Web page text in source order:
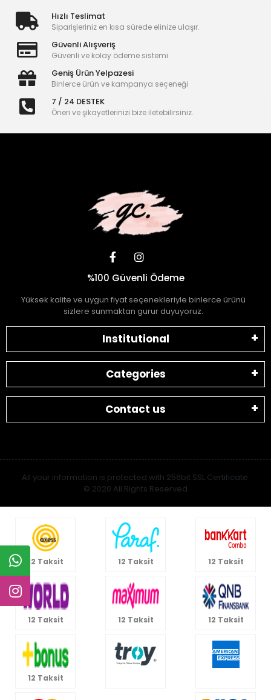
Hızlı Teslimat
Siparişleriniz en kısa sürede elinize ulaşır.
Güvenli Alışveriş
Güvenli ve kolay ödeme sistemi
Geniş Ürün Yelpazesi
Binlerce ürün ve kampanya seçeneği
7 / 24 DESTEK
Öneri ve şikayetlerinizi bize iletebilirsiniz.
%100 Güvenli Ödeme
Yüksek kalite ve uygun fiyat seçenekleriyle binlerce ürünü
sizlere sunmaktan gurur duyuyoruz.
Institutional
Categories
Contact us
All your information is protected with 256bit SSL Certificate.
© 2020 All Rights Reserved
12 Taksit 12 Taksit 12 Taksit
12 Taksit 12 Taksit 12 Taksit
12 Taksit